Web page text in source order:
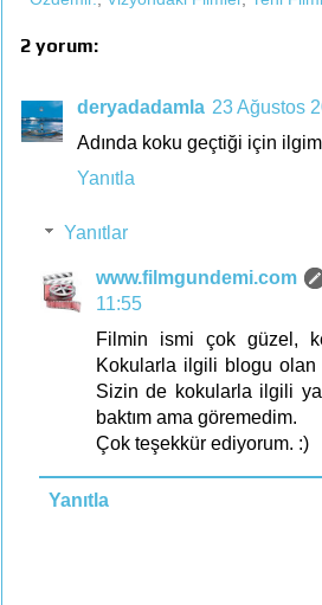
2 yorum:
deryadadamla 23 Ağustos
Adında koku geçtiği için
Yanıtla
Yanıtlar
www.filmgundemi.com
11:55
Filmin ismi çok güzel,
Kokularla ilgili blogu olan
Sizin de kokularla ilgili
baktım ama göremedim.
Çok teşekkür ediyorum. :)
Yanıtla